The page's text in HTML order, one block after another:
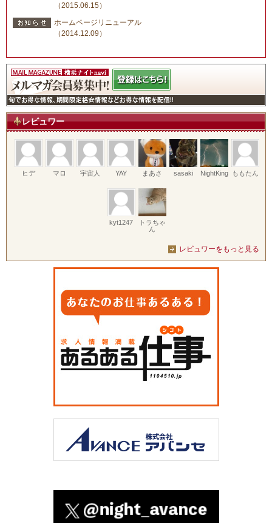
（2015.06.15）
ホームページリニューアル
（2014.12.09）
レビュワー
ヒデ マロ 宇宙人 YAY まあさ sasaki NightKing ももたん
kyt1247
トラちゃ
ん
レビュワーをもっと見る